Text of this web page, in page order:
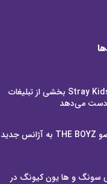
سونگمین از Stray Kids بخشی از تبلیغات
دست می‌دهد
یونگ‌هون عضو THE BOYZ به آژانس جدید
سونگ و ها یون کیونگ در